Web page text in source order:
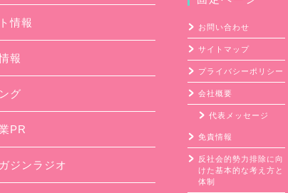
情報
報
グ
PR
ジンラジオ
お問い合わせ
サイトマップ
プライバシーポリシー
会社概要
代表メッセージ
免責情報
反社会的勢力排除に向
けた基本的な考え方と
体制